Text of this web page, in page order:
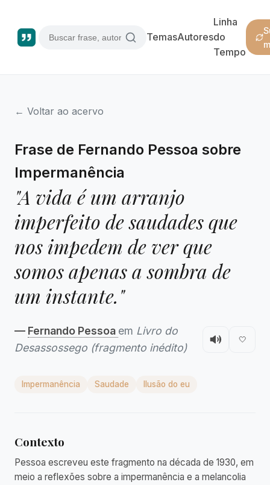
TemasAutores
Linha
do
Tempo
← Voltar ao acervo
Frase de Fernando Pessoa sobre
Impermanência
"A vida é um arranjo
imperfeito de saudades que
nos impedem de ver que
somos apenas a sombra de
um instante."
— Fernando Pessoa em Livro do
Desassossego (fragmento inédito)
🤍
Impermanência Saudade Ilusão do eu
Contexto
Pessoa escreveu este fragmento na década de 1930, em
meio a reflexões sobre a impermanência e a melancolia